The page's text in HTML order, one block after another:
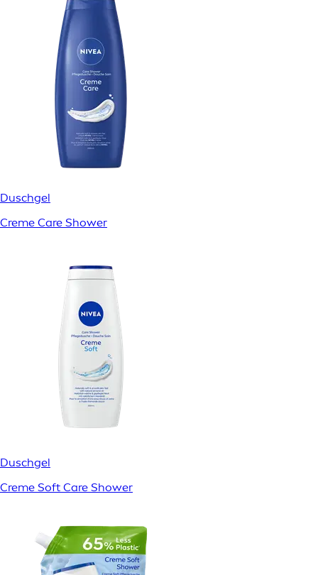
Duschgel
Creme Care Shower
Duschgel
Creme Soft Care Shower